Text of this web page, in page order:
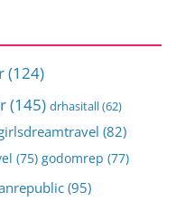
(124)
(145) drhasitall(62)
(82)
(75) godomrep (77)
(95)